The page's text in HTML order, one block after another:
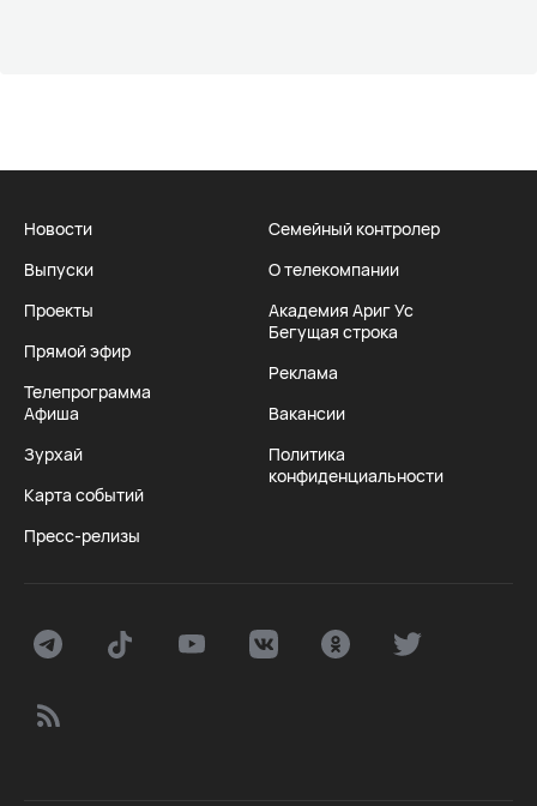
Новости
Выпуски
Проекты
Прямой эфир
Телепрограмма
Афиша
Зурхай
Карта событий
Пресс-релизы
Семейный контролер
О телекомпании
Академия Ариг Ус
Бегущая строка
Реклама
Вакансии
Политика
конфиденциальности